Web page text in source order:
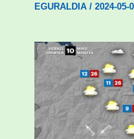
EGURALDIA/ 2024-05-